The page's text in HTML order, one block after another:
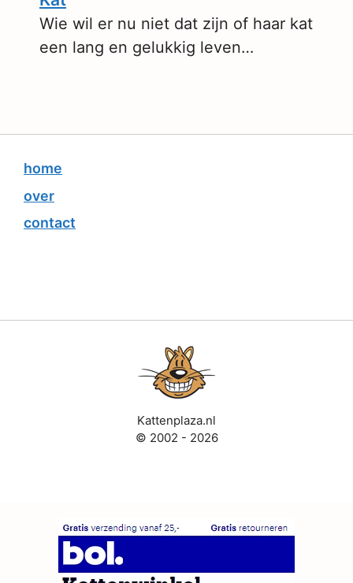
Wie wil er nu niet dat zijn of haar kat
een lang en gelukkig leven…
home
over
contact
Kattenplaza.nl
© 2002 - 2026